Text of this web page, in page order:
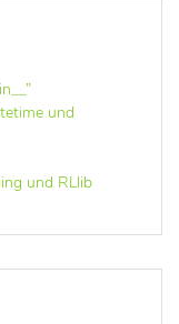
und
und RLlib